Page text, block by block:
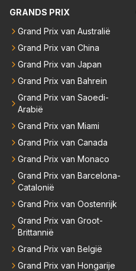
er bij RB vertrokken.
GRANDS PRIX
Grand Prix van Australië
Grand Prix van China
Grand Prix van Japan
Grand Prix van Bahrein
Grand Prix van Saoedi-
Arabië
Grand Prix van Miami
Grand Prix van Canada
Grand Prix van Monaco
Grand Prix van Barcelona-
Catalonië
Grand Prix van Oostenrijk
Grand Prix van Groot-
Brittannië
Grand Prix van België
Grand Prix van Hongarije